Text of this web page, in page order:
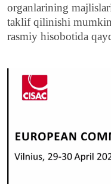
organlarining
taklif qilinishi
rasmiy hisobotida